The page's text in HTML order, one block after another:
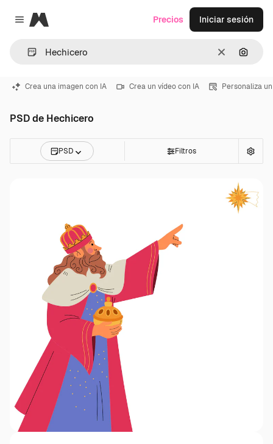
Close menu
Magnific
Borrar
Precios Iniciar sesión
Crea una imagen con IA Crea un vídeo con IA Personaliza
PSD de Hechicero
PSD Filtros